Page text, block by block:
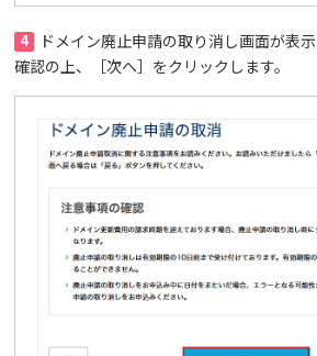
4
ドメイン廃止申請の取り消し画面が表
確認の上、［次へ］をクリックします。